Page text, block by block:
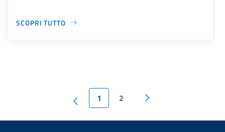
SCOPRI TUTTO
1 2